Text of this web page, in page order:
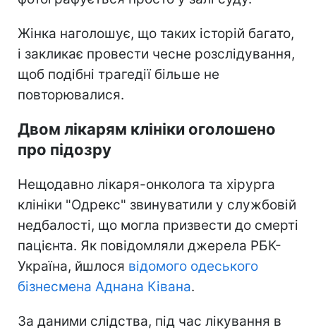
Жінка наголошує, що таких історій багато,
і закликає провести чесне розслідування,
щоб подібні трагедії більше не
повторювалися.
Двом лікарям клініки оголошено
про підозру
Нещодавно лікаря-онколога та хірурга
клініки "Одрекс" звинуватили у службовій
недбалості, що могла призвести до смерті
пацієнта. Як повідомляли джерела РБК-
Україна, йшлося відомого одеського
бізнесмена Аднана Ківана.
За даними слідства, під час лікування в